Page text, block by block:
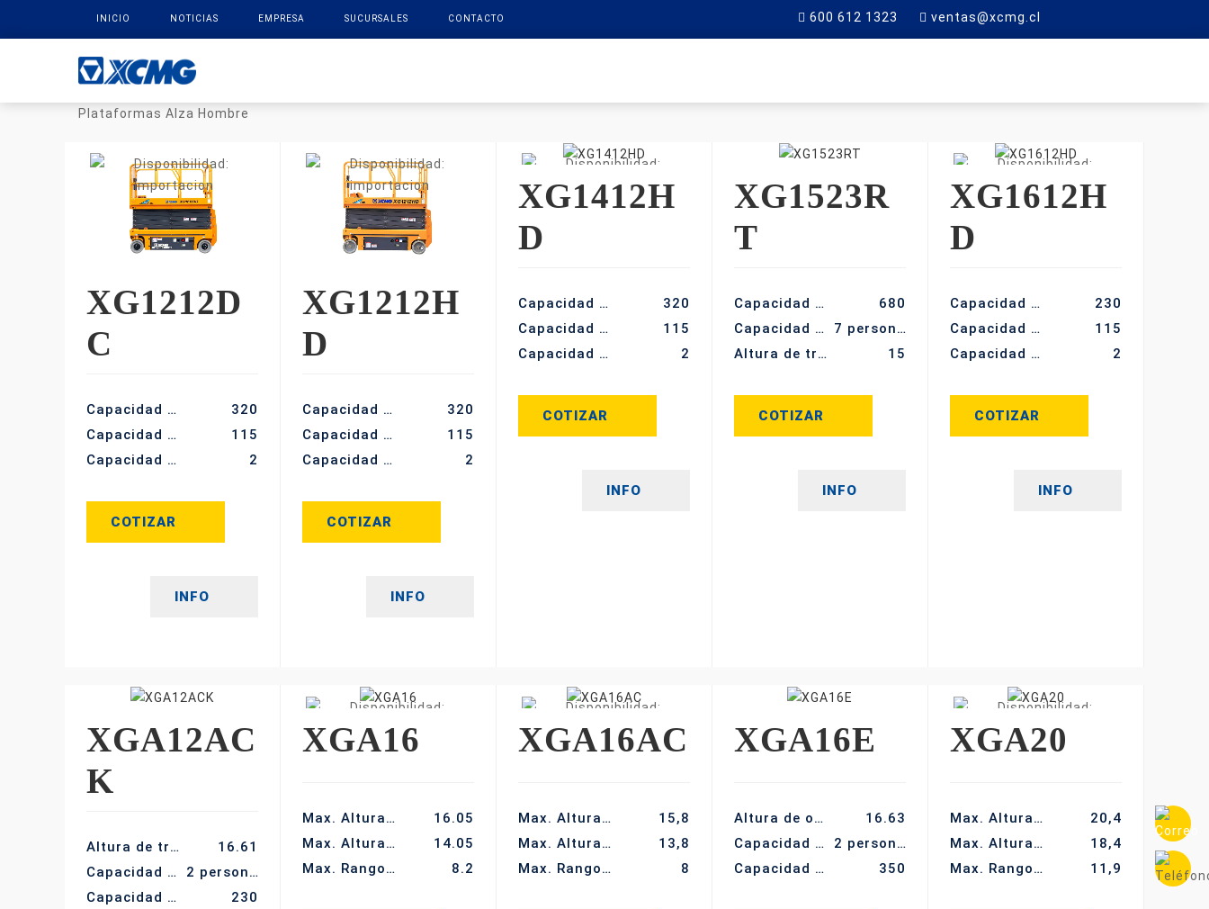
INICIO NOTICIAS EMPRESA SUCURSALES CONTACTO 600 612 1323 ventas@xcmg.cl
Plataformas Alza Hombre
XG1212D
C
Capacidad de carga (kg)
320
Capacidad de carga de la plataforma extendida (kg)
115
Capacidad máx. De ocupantes (-)
2
COTIZAR
INFO
XG1212H
D
Capacidad de carga (kg)
320
Capacidad de carga de la plataforma extendida (kg)
115
Capacidad máx. De ocupantes (-)
2
COTIZAR
INFO
XG1412H
D
Capacidad de carga (kg)
320
Capacidad de carga de la plataforma extendida (kg)
115
Capacidad máx. De ocupantes (-)
2
COTIZAR
INFO
XG1523R
T
Capacidad de elevación (kg)
680
Capacidad de ocupación
7 personas
Altura de trabajo (m)
15
COTIZAR
INFO
XG1612H
D
Capacidad de carga (kg)
230
Capacidad de carga de la plataforma extendida (kg)
115
Capacidad máx. De ocupantes (-)
2
COTIZAR
INFO
XGA12AC
K
Altura de trabajo (m)
16.61
Capacidad de ocupación
2 personas
Capacidad de carga (kg)
230
XGA16
Max. Altura de trabajo (m)
16.05
Max. Altura de la plataforma (m)
14.05
Max. Rango de trabajo (m)
8.2
XGA16AC
Max. Altura de trabajo (m)
15,8
Max. Altura de la plataforma (m)
13,8
Max. Rango de trabajo (m)
8
XGA16E
Altura de operación (m)
16.63
Capacidad de ocupación
2 personas
Capacidad de carga (kg)
350
XGA20
Max. Altura de trabajo (m)
20,4
Max. Altura de la plataforma (m)
18,4
Max. Rango de trabajo (m)
11,9